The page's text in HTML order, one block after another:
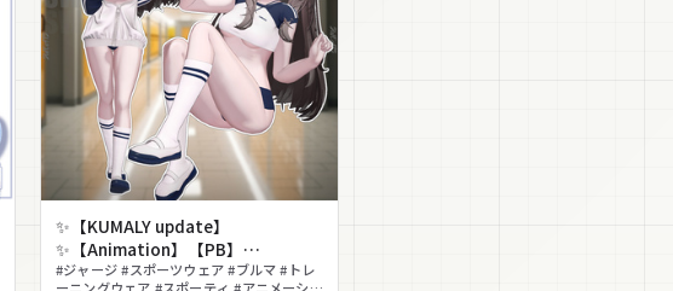
✨【KUMALY update】
✨【Animation】【PB】
『Sweats』【22 Avatars】
#ジャージ #スポーツウェア #ブルマ #トレ